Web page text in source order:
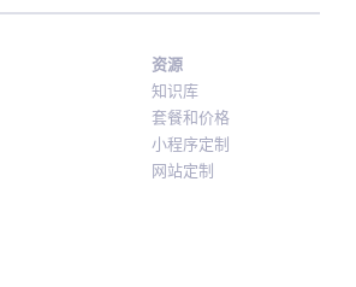
资源
知识库
套餐和价格
小程序定制
网站定制